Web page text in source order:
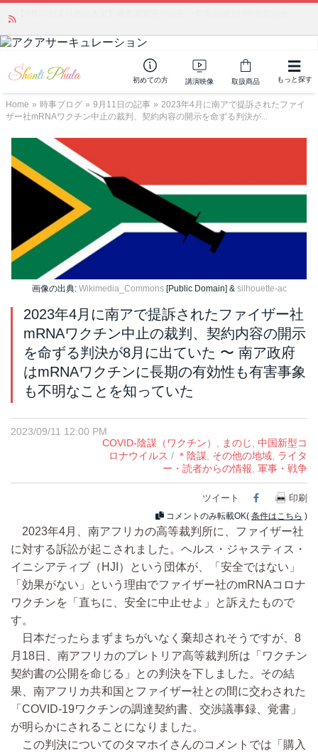
初めての方 講演映像 取扱商品 もっと探す
Home » 時事ブログ » 9月11日の記事 » 2023年4月に南アで提訴されたファイ
ザー社mRNAワクチン中止の裁判、契約内容の開示を命ずる判決が...
画像の出典: Wikimedia_Commons[Public Domain] & silhouette-ac
2023年4月に南アで提訴されたファイザー社
mRNAワクチン中止の裁判、契約内容の開示
を命ずる判決が8月に出ていた 〜 南ア政府
はmRNAワクチンに長期の有効性も有害事象
も不明なことを知っていた
2023/09/11 12:00 PM
COVID-陰謀（ワクチン） , まのじ, 中国新型コ
ロナウイルス / ＊陰謀, その他の地域, ライタ
ー・読者からの情報, 軍事・戦争
ツイート Facebook
印刷
コメントのみ転載OK( 条件はこちら )
2023年4月、南アフリカの高等裁判所に、ファイザー社
に対する訴訟が起こされました。ヘルス・ジャスティス・
イニシアティブ（HJI）という団体が、「安全ではない」
「効果がない」という理由でファイザー社のmRNAコロナ
ワクチンを「直ちに、安全に中止せよ」と訴えたもので
す。
日本だったらまずまちがいなく棄却されそうですが、8
月18日、南アフリカのプレトリア高等裁判所は「ワクチン
契約書の公開を命じる」との判決を下しました。その結
果、南アフリカ共和国とファイザー社との間に交わされた
「COVID-19ワクチンの調達契約書、交渉議事録、覚書」
が明らかにされることになりました。
この判決についてのタマホイさんのコメントでは「購入